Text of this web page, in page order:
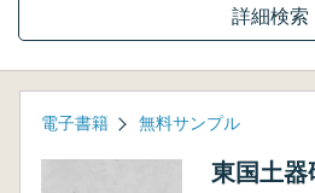
詳細検索
電子書籍 無料サンプル
東国土